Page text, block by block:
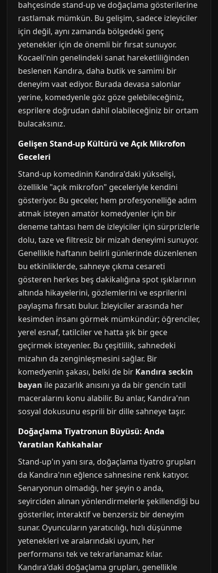
bahçesinde stand-up ve doğaçlama gösterilerine
rastlamak mümkün. Bu gelişim, sadece izleyiciler
için değil, aynı zamanda bölgedeki genç
yetenekler için de önemli bir fırsat sunuyor.
Kocaeli'nin genelindeki sanat hareketliliğinden
beslenen Kandıra, daha butik ve samimi bir
deneyim vaat ediyor. Burada devasa salonlar
yerine, komedyenle göz göze gelebileceğiniz,
esprilere doğrudan dahil olabileceğiniz bir ortam
bulacaksınız.
Gelişen Stand-up Kültürü ve Açık Mikrofon
Geceleri
Stand-up komedinin Kandıra'daki yükselişi,
özellikle "açık mikrofon" geceleriyle kendini
gösteriyor. Bu geceler, hem profesyonelliğe adım
atmak isteyen amatör komedyenler için bir
deneme tahtası hem de izleyiciler için sürprizlerle
dolu, taze ve filtresiz bir mizah deneyimi sunuyor.
Genellikle haftanın belirli günlerinde düzenlenen
bu etkinliklerde, sahneye çıkma cesareti
gösteren herkes beş dakikalığına spot ışıklarının
altında hikayelerini, gözlemlerini ve esprilerini
paylaşma fırsatı bulur. İzleyiciler arasında her
kesimden insanı görmek mümkündür; öğrenciler,
yerel esnaf, tatilciler ve hatta şık bir gece
geçirmek isteyenler. Bu çeşitlilik, sahnedeki
mizahın da zenginleşmesini sağlar. Bir
komedyenin şakası, belki de bir Kandıra seckin
bayan ile pazarlık anısını ya da bir gencin tatil
maceralarını konu alabilir. Bu anlar, Kandıra'nın
sosyal dokusunu esprili bir dille sahneye taşır.
Doğaçlama Tiyatronun Büyüsü: Anda
Yaratılan Kahkahalar
Stand-up'ın yanı sıra, doğaçlama tiyatro grupları
da Kandıra'nın eğlence sahnesine renk katıyor.
Senaryonun olmadığı, her şeyin o anda,
seyirciden alınan yönlendirmelerle şekillendiği bu
gösteriler, interaktif ve benzersiz bir deneyim
sunar. Oyuncuların yaratıcılığı, hızlı düşünme
yetenekleri ve aralarındaki uyum, her
performansı tek ve tekrarlanamaz kılar.
Kandıra'daki doğaçlama grupları, genellikle